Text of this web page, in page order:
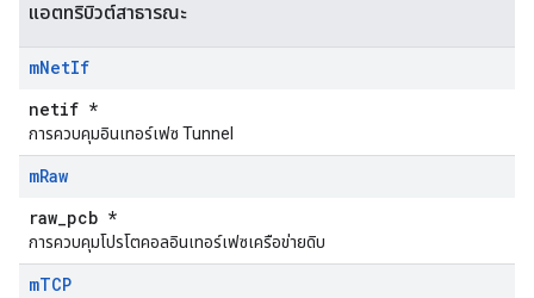
แอตทริบิวต์สาธารณะ
mNetIf
netif *
การควบคุมอินเทอร์เฟซ Tunnel
mRaw
raw_pcb *
การควบคุมโปรโตคอลอินเทอร์เฟซเครือข่ายดิบ
mTCP